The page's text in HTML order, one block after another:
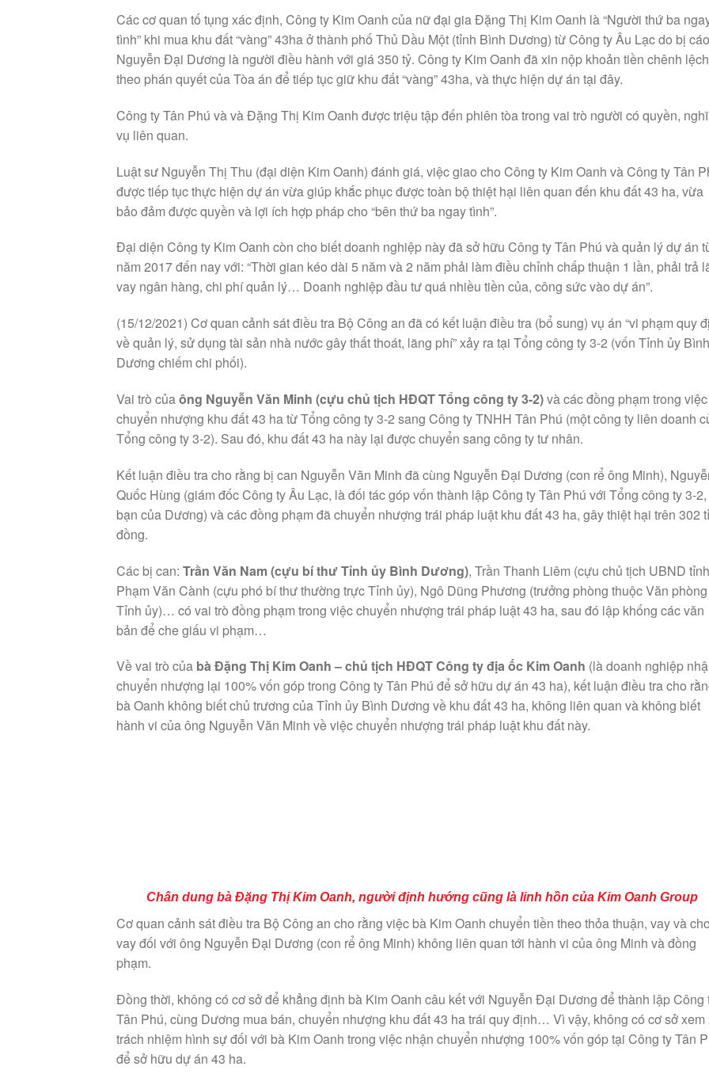
Các cơ quan tố tụng xác định, Công ty Kim Oanh của nữ đại gia Đặng Thị Kim Oanh là “Người thứ ba
tình” khi mua khu đất “vàng” 43ha ở thành phố Thủ Dầu Một (tỉnh Bình Dương) từ Công ty Âu Lạc do bị cáo
Nguyễn Đại Dương là người điều hành với giá 350 tỷ. Công ty Kim Oanh đã xin nộp khoản tiền chênh lệch
theo phán quyết của Tòa án để tiếp tục giữ khu đất “vàng” 43ha, và thực hiện dự án tại đây.
Công ty Tân Phú và và Đặng Thị Kim Oanh được triệu tập đến phiên tòa trong vai trò người có quyền,
vụ liên quan.
Luật sư Nguyễn Thị Thu (đại diện Kim Oanh) đánh giá, việc giao cho Công ty Kim Oanh và Công ty Tân
được tiếp tục thực hiện dự án vừa giúp khắc phục được toàn bộ thiệt hại liên quan đến khu đất 43 ha, vừa
bảo đảm được quyền và lợi ích hợp pháp cho “bên thứ ba ngay tình”.
Đại diện Công ty Kim Oanh còn cho biết doanh nghiệp này đã sở hữu Công ty Tân Phú và quản lý dự án
năm 2017 đến nay với: “Thời gian kéo dài 5 năm và 2 năm phải làm điều chỉnh chấp thuận 1 lần, phải trả
vay ngân hàng, chi phí quản lý… Doanh nghiệp đầu tư quá nhiều tiền của, công sức vào dự án”.
(15/12/2021) Cơ quan cảnh sát điều tra Bộ Công an đã có kết luận điều tra (bổ sung) vụ án “vi phạm quy
về quản lý, sử dụng tài sản nhà nước gây thất thoát, lãng phí” xảy ra tại Tổng công ty 3-2 (vốn Tỉnh ủy Bình
Dương chiếm chi phối).
Vai trò củaông Nguyễn Văn Minh (cựu chủ tịch HĐQT Tổng công ty 3-2)và các đồng phạm trong việc
chuyển nhượng khu đất 43 ha từ Tổng công ty 3-2 sang Công ty TNHH Tân Phú (một công ty liên doanh
Tổng công ty 3-2). Sau đó, khu đất 43 ha này lại được chuyển sang công ty tư nhân.
Kết luận điều tra cho rằng bị can Nguyễn Văn Minh đã cùng Nguyễn Đại Dương (con rể ông Minh),
Quốc Hùng (giám đốc Công ty Âu Lạc, là đối tác góp vốn thành lập Công ty Tân Phú với Tổng công ty 3-
bạn của Dương) và các đồng phạm đã chuyển nhượng trái pháp luật khu đất 43 ha, gây thiệt hại trên 302 tỉ
đồng.
Các bị can: Trần Văn Nam (cựu bí thư Tỉnh ủy Bình Dương), Trần Thanh Liêm (cựu chủ tịch UBND
Phạm Văn Cành (cựu phó bí thư thường trực Tỉnh ủy), Ngô Dũng Phương (trưởng phòng thuộc Văn phòng
Tỉnh ủy)… có vai trò đồng phạm trong việc chuyển nhượng trái pháp luật 43 ha, sau đó lập khống các văn
bản để che giấu vi phạm…
Về vai trò của bà Đặng Thị Kim Oanh – chủ tịch HĐQT Công ty địa ốc Kim Oanh (là doanh nghiệp
chuyển nhượng lại 100% vốn góp trong Công ty Tân Phú để sở hữu dự án 43 ha), kết luận điều tra cho
bà Oanh không biết chủ trương của Tỉnh ủy Bình Dương về khu đất 43 ha, không liên quan và không biết
hành vi của ông Nguyễn Văn Minh về việc chuyển nhượng trái pháp luật khu đất này.
Chân dung bà Đặng Thị Kim Oanh, người định hướng cũng là linh hồn của Kim Oanh Group
Cơ quan cảnh sát điều tra Bộ Công an cho rằng việc bà Kim Oanh chuyển tiền theo thỏa thuận, vay và cho
vay đối với ông Nguyễn Đại Dương (con rể ông Minh) không liên quan tới hành vi của ông Minh và đồng
phạm.
Đồng thời, không có cơ sở để khẳng định bà Kim Oanh câu kết với Nguyễn Đại Dương để thành lập Công
Tân Phú, cùng Dương mua bán, chuyển nhượng khu đất 43 ha trái quy định… Vì vậy, không có cơ sở xem
trách nhiệm hình sự đối với bà Kim Oanh trong việc nhận chuyển nhượng 100% vốn góp tại Công ty Tân
để sở hữu dự án 43 ha.